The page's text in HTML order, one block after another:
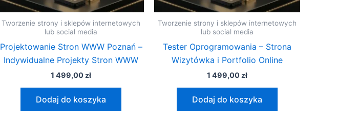
Tworzenie strony i sklepów internetowych
lub social media
Projektowanie Stron WWW Poznań –
Indywidualne Projekty Stron WWW
1 499,00 zł
Dodaj do koszyka
Tworzenie strony i sklepów internetowych
lub social media
Tester Oprogramowania – Strona
Wizytówka i Portfolio Online
1 499,00 zł
Dodaj do koszyka